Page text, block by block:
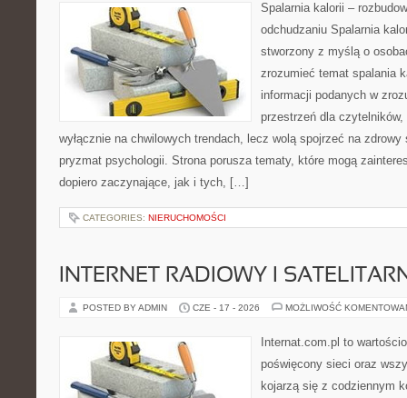
Spalarnia kalorii –
odchudzaniu Spalarnia
stworzony z myślą o
zrozumieć temat spalania
informacji podanych w
przestrzeń dla
wyłącznie na chwilowych trendach, lecz wolą spojrzeć na
pryzmat psychologii. Strona porusza tematy, które mogą
dopiero zaczynające, jak i tych, […]
CATEGORIES: NIERUCHOMOŚCI
INTERNET RADIOWY I
POSTED BY ADMIN CZE - 17 - 2026 MOŻLIWOŚĆ
Internat.com.pl to
poświęcony sieci oraz
kojarzą się z codziennym